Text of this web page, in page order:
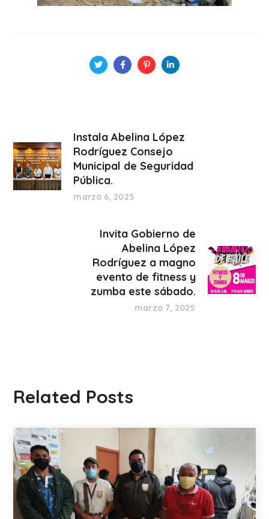
Instala Abelina López
Rodríguez Consejo
Municipal de Seguridad
Pública.
marzo 6, 2025
Invita Gobierno de
Abelina López
Rodríguez a magno
evento de fitness y
zumba este sábado.
marzo 7, 2025
Related Posts